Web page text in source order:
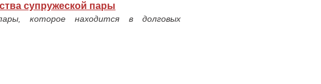
супружеской пары
которое находится в долговых